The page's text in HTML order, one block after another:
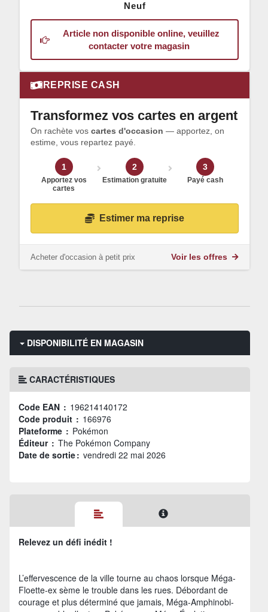
Neuf
Article non disponible online, veuillez
contacter votre magasin
REPRISE CASH
Transformez vos cartes en argent
On rachète vos cartes d'occasion — apportez, on
estime, vous repartez payé.
1
Apportez vos
cartes
2
Estimation gratuite
3
Payé cash
Estimer ma reprise
Acheter d'occasion à petit prix Voir les offres
DISPONIBILITÉ EN MAGASIN
CARACTÉRISTIQUES
Code EAN : 196214140172
Code produit : 166976
Plateforme : Pokémon
Éditeur : The Pokémon Company
Date de sortie : vendredi 22 mai 2026
Relevez un défi inédit !
L’effervescence de la ville tourne au chaos lorsque Méga-
Floette-ex sème le trouble dans les rues. Débordant de
courage et plus déterminé que jamais, Méga-Amphinobi-